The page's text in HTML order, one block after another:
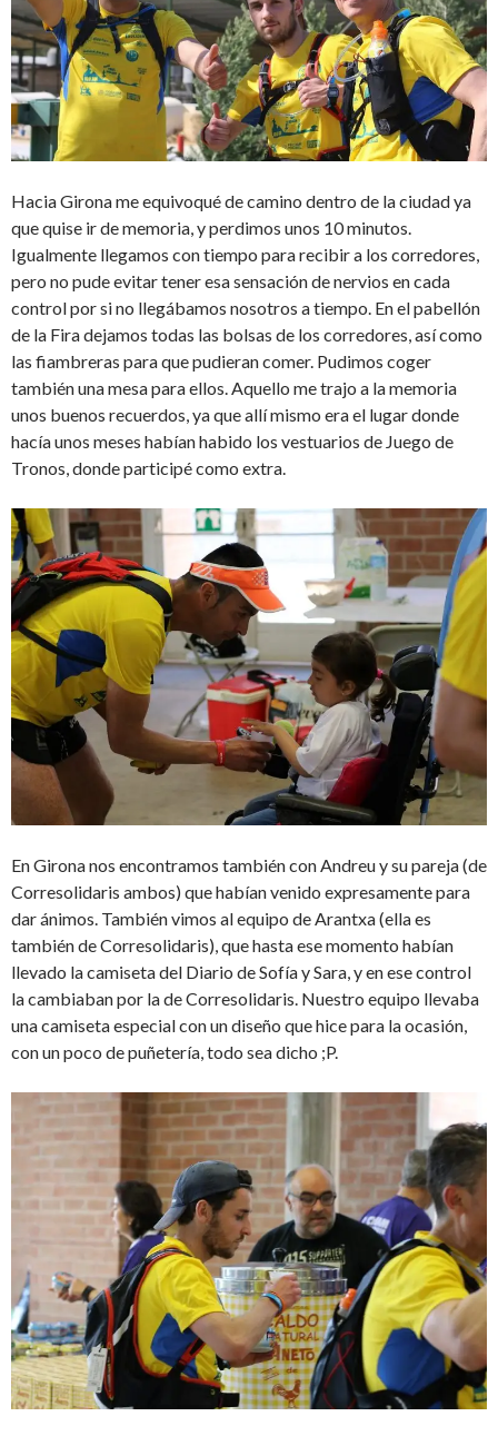
Hacia Girona me equivoqué de camino dentro de la ciudad ya
que quise ir de memoria, y perdimos unos 10 minutos.
Igualmente llegamos con tiempo para recibir a los corredores,
pero no pude evitar tener esa sensación de nervios en cada
control por si no llegábamos nosotros a tiempo. En el pabellón
de la Fira dejamos todas las bolsas de los corredores, así como
las fiambreras para que pudieran comer. Pudimos coger
también una mesa para ellos. Aquello me trajo a la memoria
unos buenos recuerdos, ya que allí mismo era el lugar donde
hacía unos meses habían habido los vestuarios de Juego de
Tronos, donde participé como extra.
En Girona nos encontramos también con Andreu y su pareja (de
Corresolidaris ambos) que habían venido expresamente para
dar ánimos. También vimos al equipo de Arantxa (ella es
también de Corresolidaris), que hasta ese momento habían
llevado la camiseta del Diario de Sofía y Sara, y en ese control
la cambiaban por la de Corresolidaris. Nuestro equipo llevaba
una camiseta especial con un diseño que hice para la ocasión,
con un poco de puñetería, todo sea dicho ;P.